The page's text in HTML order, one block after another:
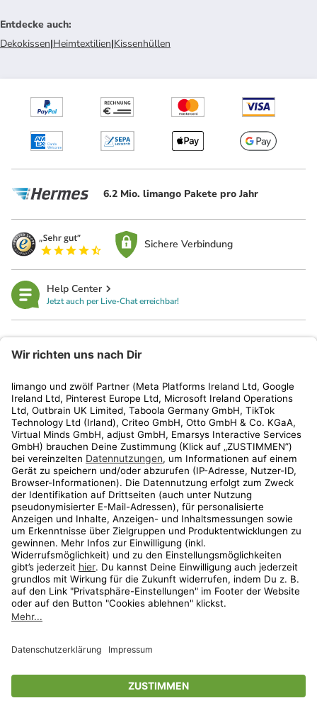
Entdecke auch:
Dekokissen|Heimtextilien|Kissenhüllen
6.2 Mio. limango Pakete pro Jahr
Sichere Verbindung
Help Center
Jetzt auch per Live-Chat erreichbar!
Kundenservice
Shop
Aktionen
Travel
* Streichpreise entsprechen der unverbindlichen Preisempfehlung des